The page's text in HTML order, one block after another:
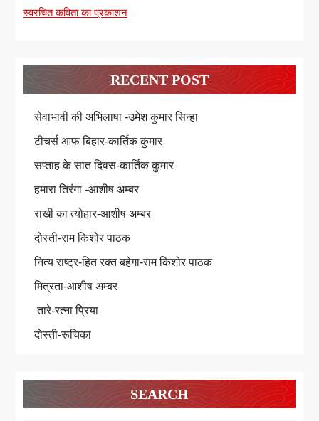
स्वरचित कविता का प्रकाशन
RECENT POST
सेवाभावी की अभिलाषा -उमेश कुमार सिन्हा
टीचर्स आफ बिहार-कार्तिक कुमार
सप्ताह के सात दिवस-कार्तिक कुमार
हमारा तिरंगा -आशीष अम्बर
राखी का त्योहार-आशीष अम्बर
दोस्ती-राम किशोर पाठक
नित्य राष्ट्र-हित रक्त बहेगा-राम किशोर पाठक
मित्रता-आशीष अम्बर
तारे-रत्ना प्रिया
दोस्ती-रूचिका
SEARCH